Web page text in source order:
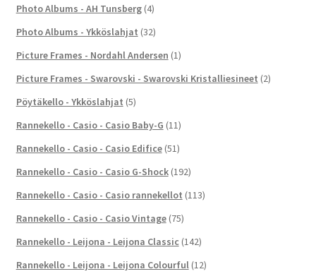
Photo Albums - AH Tunsberg (4)
Photo Albums - Ykköslahjat (32)
Picture Frames - Nordahl Andersen (1)
Picture Frames - Swarovski - Swarovski Kristalliesineet (2)
Pöytäkello - Ykköslahjat (5)
Rannekello - Casio - Casio Baby-G (11)
Rannekello - Casio - Casio Edifice (51)
Rannekello - Casio - Casio G-Shock (192)
Rannekello - Casio - Casio rannekellot (113)
Rannekello - Casio - Casio Vintage (75)
Rannekello - Leijona - Leijona Classic (142)
Rannekello - Leijona - Leijona Colourful (12)